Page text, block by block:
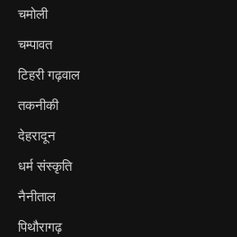
चमोली
चम्पावत
टिहरी गढ़वाल
तकनीकी
देहरादून
धर्म संस्कृति
नैनीताल
पिथौरागढ़